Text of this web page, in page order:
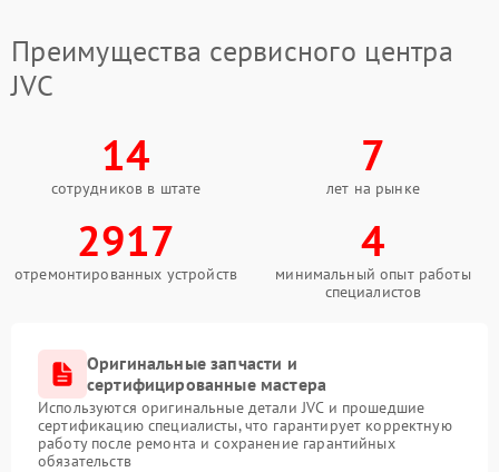
Преимущества сервисного центра
JVC
14
сотрудников в штате
7
лет на рынке
2917
отремонтированных устройств
4
минимальный опыт работы
специалистов
Оригинальные запчасти и
сертифицированные мастера
Используются оригинальные детали JVC и прошедшие
сертификацию специалисты, что гарантирует корректную
работу после ремонта и сохранение гарантийных
обязательств